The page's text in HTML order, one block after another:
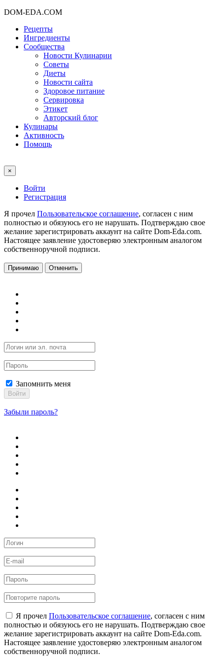
DOM-EDA.COM
Рецепты
Ингредиенты
Сообщества
Новости Кулинарии
Советы
Диеты
Новости сайта
Здоровое питание
Сервировка
Этикет
Авторский блог
Кулинары
Активность
Помощь
×
Войти
Регистрация
Я прочел Пользовательское соглашение, согласен с ним
полностью и обязуюсь его не нарушать. Подтверждаю свое
желание зарегистрировать аккаунт на сайте Dom-Eda.com.
Настоящее заявление удостоверяю электронным аналогом
собственноручной подписи.
Принимаю Отменить
Запомнить меня
Войти
Забыли пароль?
Я прочел Пользовательское соглашение, согласен с ним
полностью и обязуюсь его не нарушать. Подтверждаю свое
желание зарегистрировать аккаунт на сайте Dom-Eda.com.
Настоящее заявление удостоверяю электронным аналогом
собственноручной подписи.